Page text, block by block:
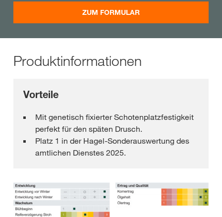
ZUM FORMULAR
Produktinformationen
Vorteile
Mit genetisch fixierter Schotenplatzfestigkeit
perfekt für den späten Drusch.
Platz 1 in der Hagel-Sonderauswertung des
amtlichen Dienstes 2025.